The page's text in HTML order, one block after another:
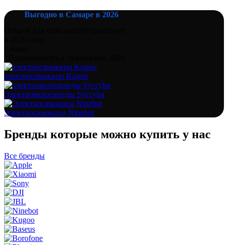
Выгодно в Самаре в 2026
электросамокаты Kugoo
Электровелосипеды Syccyba
Электросамокаты Ninebot
Бренды которые можно купить у нас
Все бренды